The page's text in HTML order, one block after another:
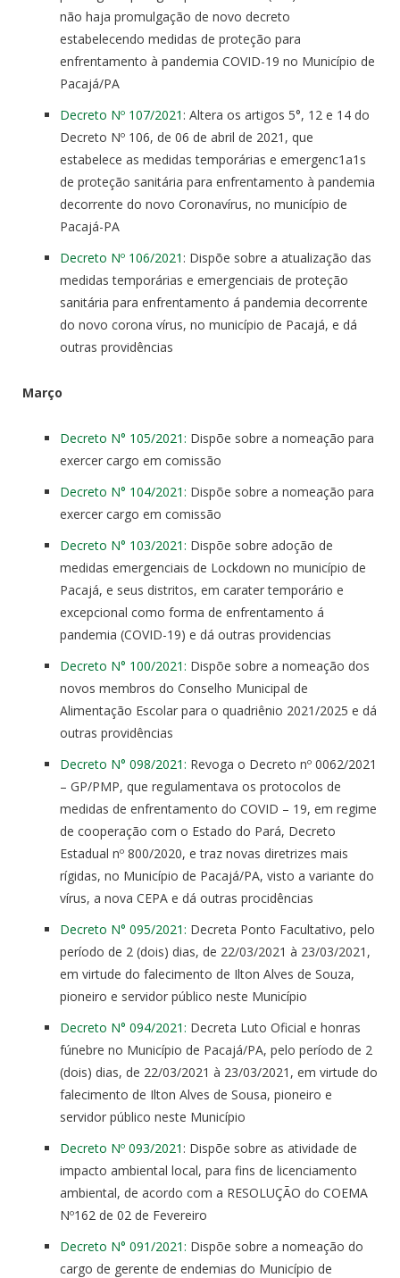
não haja promulgação de novo decreto
estabelecendo medidas de proteção para
enfrentamento à pandemia COVID-19 no Município de
Pacajá/PA
Decreto Nº 107/2021 : Altera os artigos 5°, 12 e 14 do
Decreto Nº 106, de 06 de abril de 2021, que
estabelece as medidas temporárias e emergenc1a1s
de proteção sanitária para enfrentamento à pandemia
decorrente do novo Coronavírus, no município de
Pacajá-PA
Decreto Nº 106/2021 : Dispõe sobre a atualização das
medidas temporárias e emergenciais de proteção
sanitária para enfrentamento á pandemia decorrente
do novo corona vírus, no município de Pacajá, e dá
outras providências
Março
Decreto N° 105/2021: Dispõe sobre a nomeação para
exercer cargo em comissão
Decreto N° 104/2021: Dispõe sobre a nomeação para
exercer cargo em comissão
Decreto N° 103/2021: Dispõe sobre adoção de
medidas emergenciais de Lockdown no município de
Pacajá, e seus distritos, em carater temporário e
excepcional como forma de enfrentamento á
pandemia (COVID-19) e dá outras providencias
Decreto N° 100/2021: Dispõe sobre a nomeação dos
novos membros do Conselho Municipal de
Alimentação Escolar para o quadriênio 2021/2025 e dá
outras providências
Decreto N° 098/2021: Revoga o Decreto nº 0062/2021
– GP/PMP, que regulamentava os protocolos de
medidas de enfrentamento do COVID – 19, em regime
de cooperação com o Estado do Pará, Decreto
Estadual nº 800/2020, e traz novas diretrizes mais
rígidas, no Município de Pacajá/PA, visto a variante do
vírus, a nova CEPA e dá outras procidências
Decreto N° 095/2021: Decreta Ponto Facultativo, pelo
período de 2 (dois) dias, de 22/03/2021 à 23/03/2021,
em virtude do falecimento de Ilton Alves de Souza,
pioneiro e servidor público neste Município
Decreto N° 094/2021: Decreta Luto Oficial e honras
fúnebre no Município de Pacajá/PA, pelo período de 2
(dois) dias, de 22/03/2021 à 23/03/2021, em virtude do
falecimento de Ilton Alves de Sousa, pioneiro e
servidor público neste Município
Decreto Nº 093/2021 : Dispõe sobre as atividade de
impacto ambiental local, para fins de licenciamento
ambiental, de acordo com a RESOLUÇÃO do COEMA
Nº162 de 02 de Fevereiro
Decreto N° 091/2021: Dispõe sobre a nomeação do
cargo de gerente de endemias do Município de